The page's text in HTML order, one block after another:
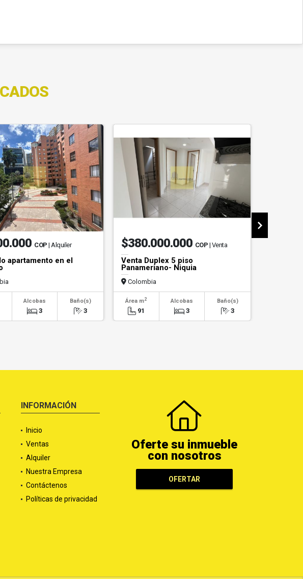
COP | Alquiler
apartamento en el
Alcobas
3
Baño(s)
3
$380.000.000 COP | Venta
Venta Duplex 5 piso
Panameriano- Niquia
Colombia
Área m2
91
Alcobas
3
Baño(s)
3
INFORMACIÓN
Inicio
Ventas
Alquiler
Nuestra Empresa
Contáctenos
Políticas de privacidad
Oferte su inmueble
con nosotros
OFERTAR